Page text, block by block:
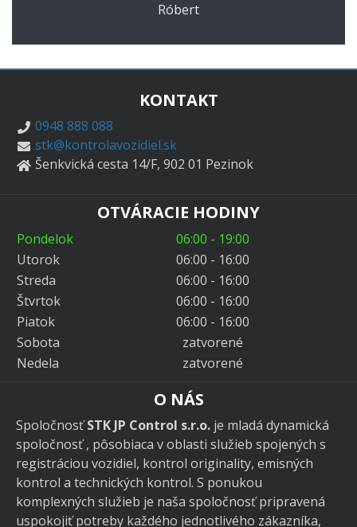
Róbert
KONTAKT
0948 888 088
stk@kontrolavozidiel.sk
Šenkvická cesta 14/F, 902 01 Pezinok
OTVÁRACIE HODINY
Pondelok
06:00 - 19:00
Utorok
06:00 - 16:00
Streda
06:00 - 16:00
Štvrtok
06:00 - 16:00
Piatok
06:00 - 16:00
Sobota
zatvorené
Nedela
zatvorené
O NÁS
SpoločnosťSTK JP Control s.r.o. je mladá dynamická
spoločnosť , pôsobiaca v oblasti služieb spojených s
registráciou vozidiel, kontrol originality, emisných
kontrol a technických kontrol. S ponukou
komplexných služieb je naša spoločnosť pripravená
uspokojiť potreby každého jednotlivého zákazníka,